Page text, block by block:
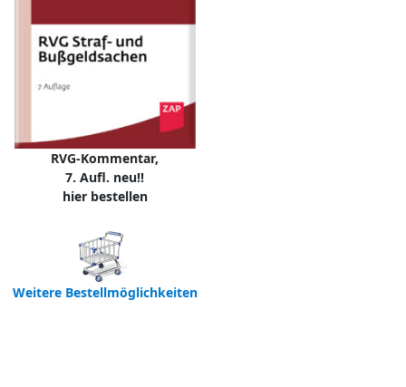
RVG-Kommentar,
7. Aufl. neu!!
hier bestellen
Weitere Bestellmöglichkeiten